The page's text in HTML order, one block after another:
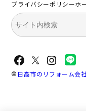
プライバシーポリシーホ
検
索
Facebook
X
© 日高市のリフォーム会